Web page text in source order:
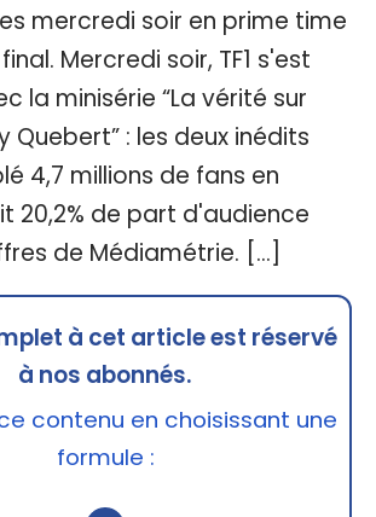
mercredi soir en prime time
Mercredi soir, TF1 s'est
la minisérie “La vérité sur
Quebert” : les deux inédits
4,7 millions de fans en
20,2% de part d'audience
de Médiamétrie. […]
à cet article est réservé
à nos abonnés.
contenu en choisissant une
formule :